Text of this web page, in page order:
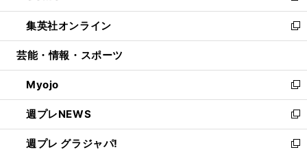
開
く
ウ
で
開
ン
ド
ウ
開
く
ウ
ィ
ン
ウ
で
開
く
し
い
ウ
ン
ド
ウ
で
開
く
集英社オンライン
新
し
ウ
ィ
ン
ド
ウ
で
芸能・情報・スポーツ
Myojo
新
し
い
ウ
ィ
週プレNEWS
新
し
い
週プレ グラジャパ!
新